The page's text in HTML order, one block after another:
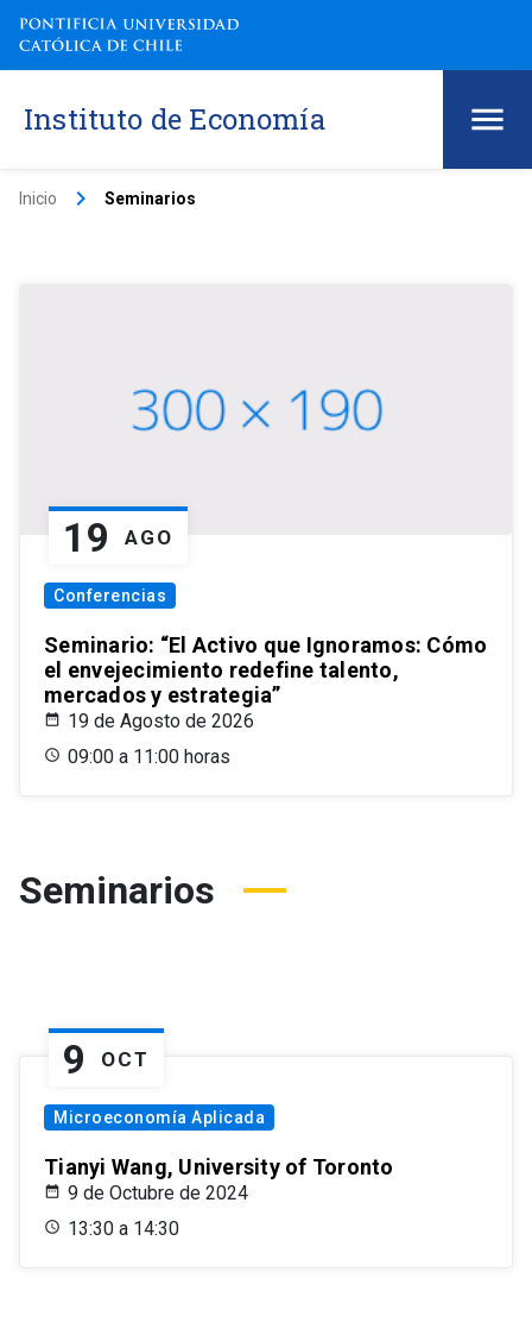
Instituto de Economía
Inicio keyboard_arrow_right Seminarios
19 AGO
Conferencias
Seminario: “El Activo que Ignoramos: Cómo
el envejecimiento redefine talento,
mercados y estrategia”
19 de Agosto de 2026
09:00 a 11:00 horas
Seminarios
9 OCT
Microeconomía Aplicada
Tianyi Wang, University of Toronto
9 de Octubre de 2024
13:30 a 14:30